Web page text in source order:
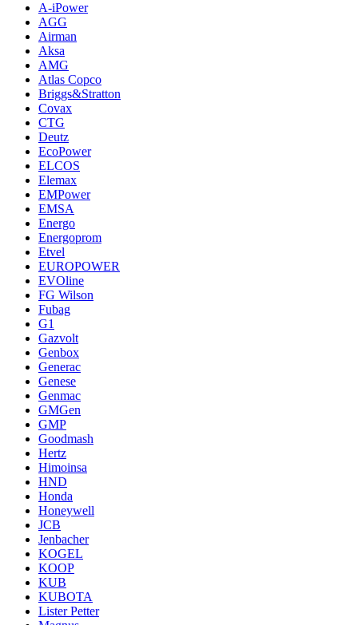
A-iPower
AGG
Airman
Aksa
AMG
Atlas Copco
Briggs&Stratton
Covax
CTG
Deutz
EcoPower
ELCOS
Elemax
EMPower
EMSA
Energo
Energoprom
Etvel
EUROPOWER
EVOline
FG Wilson
Fubag
G1
Gazvolt
Genbox
Generac
Genese
Genmac
GMGen
GMP
Goodmash
Hertz
Himoinsa
HND
Honda
Honeywell
JCB
Jenbacher
KOGEL
KOOP
KUB
KUBOTA
Lister Petter